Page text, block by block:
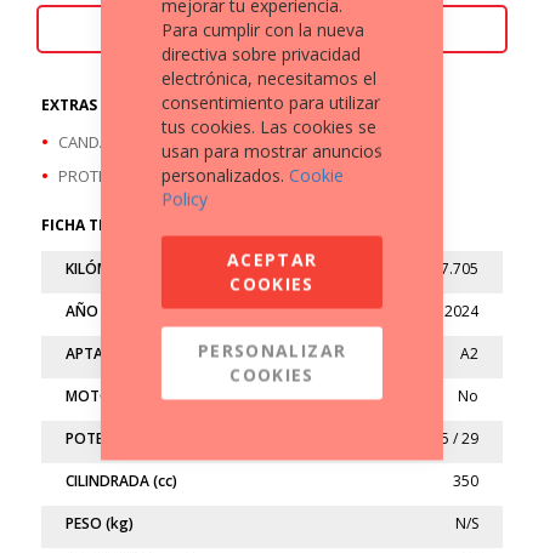
ACEPTAMOS TU MOTO COMO PARTE DE PAGO
EXTRAS A DESTACAR
CANDADO MANILLAR
PROTECTOR CUBREMANOS
FICHA TÉCNICA
KILÓMETROS 7.705
AÑO 2024
APTA A2
MOTO LIMITADA No
POTENCIA (kw/cv) 21.5 / 29
CILINDRADA (cc) 350
PESO (kg) N/S
mejorar tu experiencia.
Para cumplir con la nueva
directiva sobre privacidad
electrónica, necesitamos el
consentimiento para utilizar
tus cookies. Las cookies se
usan para mostrar anuncios
personalizados. Cookie
Policy
ACEPTAR
COOKIES
PERSONALIZAR
COOKIES